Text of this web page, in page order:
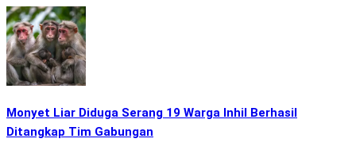
Monyet Liar Diduga Serang 19 Warga Inhil Berhasil
Ditangkap Tim Gabungan